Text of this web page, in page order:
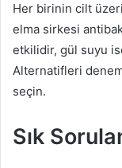
Her birinin cilt
elma sirkesi
etkilidir, gül suyu
Alternatifleri
seçin.
Sık